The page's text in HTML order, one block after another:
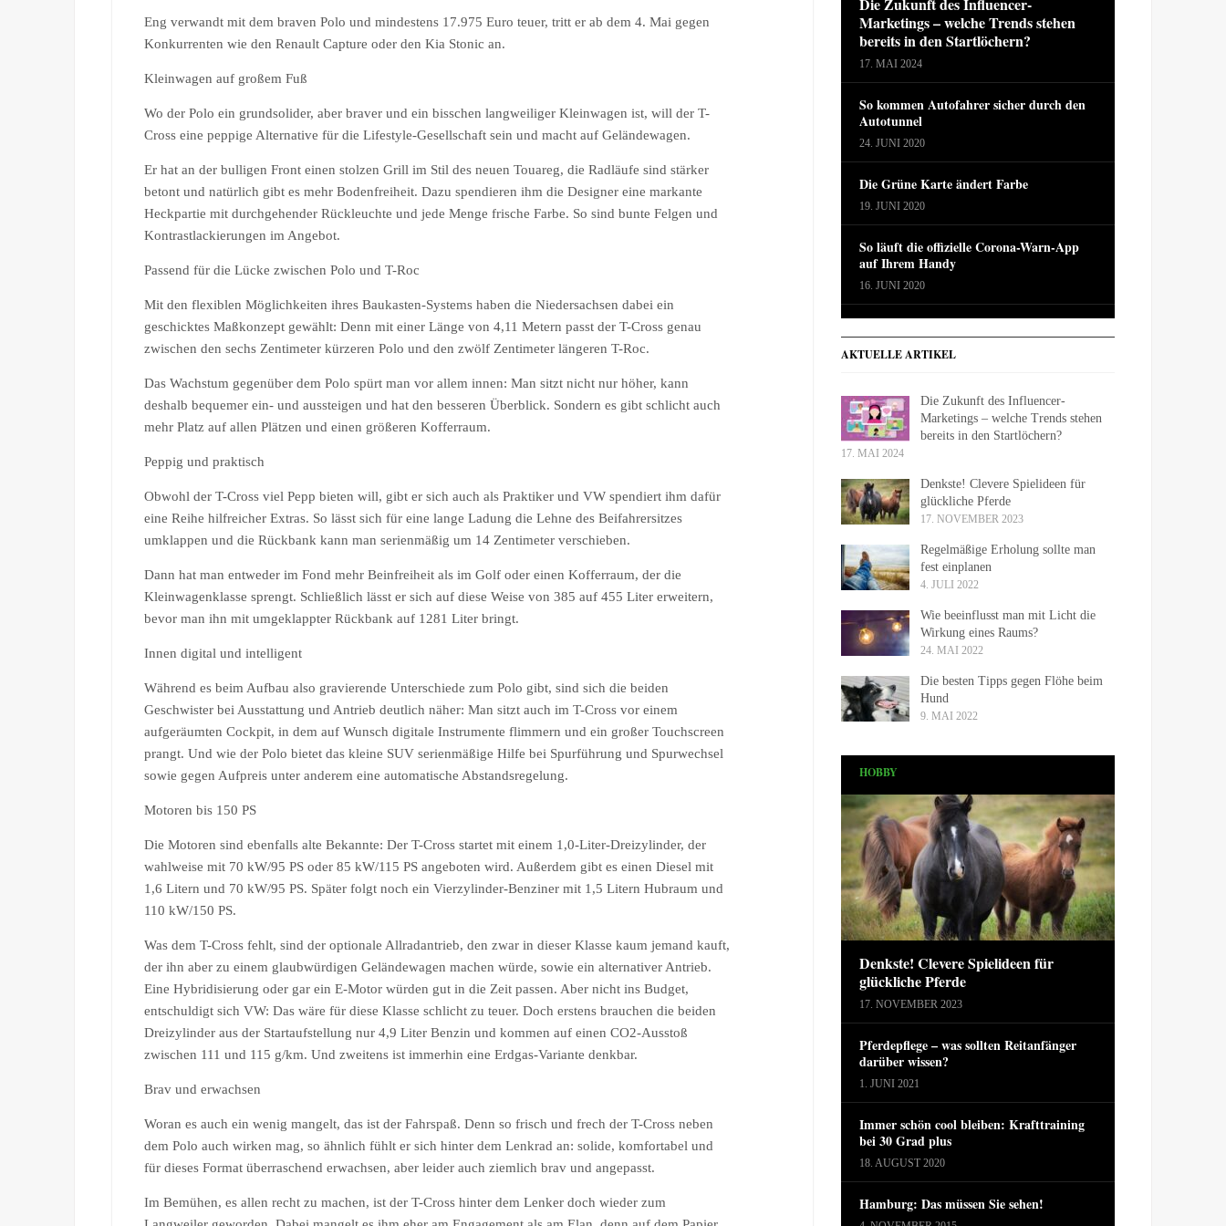
Eng verwandt mit dem braven Polo und mindestens 17.975 Euro teuer, tritt er ab dem 4. Mai gegen
Konkurrenten wie den Renault Capture oder den Kia Stonic an.
Kleinwagen auf großem Fuß
Wo der Polo ein grundsolider, aber braver und ein bisschen langweiliger Kleinwagen ist, will der T-
Cross eine peppige Alternative für die Lifestyle-Gesellschaft sein und macht auf Geländewagen.
Er hat an der bulligen Front einen stolzen Grill im Stil des neuen Touareg, die Radläufe sind stärker
betont und natürlich gibt es mehr Bodenfreiheit. Dazu spendieren ihm die Designer eine markante
Heckpartie mit durchgehender Rückleuchte und jede Menge frische Farbe. So sind bunte Felgen und
Kontrastlackierungen im Angebot.
Passend für die Lücke zwischen Polo und T-Roc
Mit den flexiblen Möglichkeiten ihres Baukasten-Systems haben die Niedersachsen dabei ein
geschicktes Maßkonzept gewählt: Denn mit einer Länge von 4,11 Metern passt der T-Cross genau
zwischen den sechs Zentimeter kürzeren Polo und den zwölf Zentimeter längeren T-Roc.
Das Wachstum gegenüber dem Polo spürt man vor allem innen: Man sitzt nicht nur höher, kann
deshalb bequemer ein- und aussteigen und hat den besseren Überblick. Sondern es gibt schlicht auch
mehr Platz auf allen Plätzen und einen größeren Kofferraum.
Peppig und praktisch
Obwohl der T-Cross viel Pepp bieten will, gibt er sich auch als Praktiker und VW spendiert ihm dafür
eine Reihe hilfreicher Extras. So lässt sich für eine lange Ladung die Lehne des Beifahrersitzes
umklappen und die Rückbank kann man serienmäßig um 14 Zentimeter verschieben.
Dann hat man entweder im Fond mehr Beinfreiheit als im Golf oder einen Kofferraum, der die
Kleinwagenklasse sprengt. Schließlich lässt er sich auf diese Weise von 385 auf 455 Liter erweitern,
bevor man ihn mit umgeklappter Rückbank auf 1281 Liter bringt.
Innen digital und intelligent
Während es beim Aufbau also gravierende Unterschiede zum Polo gibt, sind sich die beiden
Geschwister bei Ausstattung und Antrieb deutlich näher: Man sitzt auch im T-Cross vor einem
aufgeräumten Cockpit, in dem auf Wunsch digitale Instrumente flimmern und ein großer Touchscreen
prangt. Und wie der Polo bietet das kleine SUV serienmäßige Hilfe bei Spurführung und Spurwechsel
sowie gegen Aufpreis unter anderem eine automatische Abstandsregelung.
Motoren bis 150 PS
Die Motoren sind ebenfalls alte Bekannte: Der T-Cross startet mit einem 1,0-Liter-Dreizylinder, der
wahlweise mit 70 kW/95 PS oder 85 kW/115 PS angeboten wird. Außerdem gibt es einen Diesel mit
1,6 Litern und 70 kW/95 PS. Später folgt noch ein Vierzylinder-Benziner mit 1,5 Litern Hubraum und
110 kW/150 PS.
Was dem T-Cross fehlt, sind der optionale Allradantrieb, den zwar in dieser Klasse kaum jemand kauft,
der ihn aber zu einem glaubwürdigen Geländewagen machen würde, sowie ein alternativer Antrieb.
Eine Hybridisierung oder gar ein E-Motor würden gut in die Zeit passen. Aber nicht ins Budget,
entschuldigt sich VW: Das wäre für diese Klasse schlicht zu teuer. Doch erstens brauchen die beiden
Dreizylinder aus der Startaufstellung nur 4,9 Liter Benzin und kommen auf einen CO2-Ausstoß
zwischen 111 und 115 g/km. Und zweitens ist immerhin eine Erdgas-Variante denkbar.
Brav und erwachsen
Woran es auch ein wenig mangelt, das ist der Fahrspaß. Denn so frisch und frech der T-Cross neben
dem Polo auch wirken mag, so ähnlich fühlt er sich hinter dem Lenkrad an: solide, komfortabel und
für dieses Format überraschend erwachsen, aber leider auch ziemlich brav und angepasst.
Im Bemühen, es allen recht zu machen, ist der T-Cross hinter dem Lenker doch wieder zum
Marketings – welche Trends stehen
bereits in den Startlöchern?
17. MAI 2024
So kommen Autofahrer sicher durch den
Autotunnel
24. JUNI 2020
Die Grüne Karte ändert Farbe
19. JUNI 2020
So läuft die offizielle Corona-Warn-App
auf Ihrem Handy
16. JUNI 2020
AKTUELLE ARTIKEL
Die Zukunft des Influencer-
Marketings – welche Trends stehen
bereits in den Startlöchern?
17. MAI 2024
Denkste! Clevere Spielideen für
glückliche Pferde
17. NOVEMBER 2023
Regelmäßige Erholung sollte man
fest einplanen
4. JULI 2022
Wie beeinflusst man mit Licht die
Wirkung eines Raums?
24. MAI 2022
Die besten Tipps gegen Flöhe beim
Hund
9. MAI 2022
HOBBY
Denkste! Clevere Spielideen für
glückliche Pferde
17. NOVEMBER 2023
Pferdepflege – was sollten Reitanfänger
darüber wissen?
1. JUNI 2021
Immer schön cool bleiben: Krafttraining
bei 30 Grad plus
18. AUGUST 2020
Hamburg: Das müssen Sie sehen!